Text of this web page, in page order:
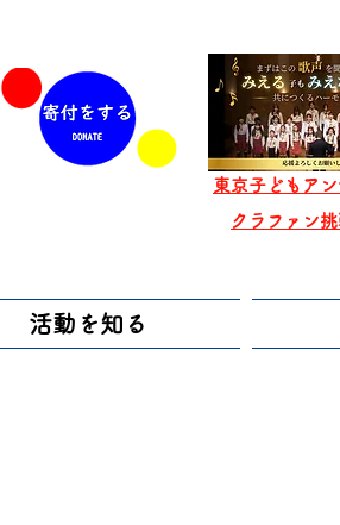
東京子どもア
クラファン挑
活動を知る